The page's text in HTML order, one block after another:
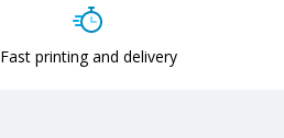
Fast printing and delivery